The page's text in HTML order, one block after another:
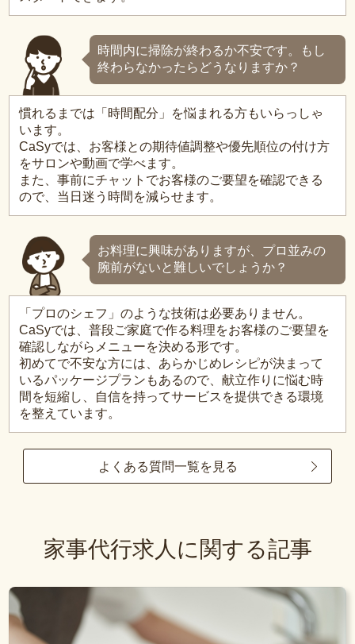
時間内に掃除が終わるか不安です。もし
終わらなかったらどうなりますか？
慣れるまでは「時間配分」を悩まれる方もいらっしゃ
います。
CaSyでは、お客様との期待値調整や優先順位の付け方
をサロンや動画で学べます。
また、事前にチャットでお客様のご要望を確認できる
ので、当日迷う時間を減らせます。
お料理に興味がありますが、プロ並みの
腕前がないと難しいでしょうか？
「プロのシェフ」のような技術は必要ありません。
CaSyでは、普段ご家庭で作る料理をお客様のご要望を
確認しながらメニューを決める形です。
初めてで不安な方には、あらかじめレシピが決まって
いるパッケージプランもあるので、献立作りに悩む時
間を短縮し、自信を持ってサービスを提供できる環境
を整えています。
よくある質問一覧を見る
家事代行求人に関する記事